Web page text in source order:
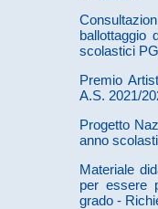
ballottaggio
scolastici
Premio
A.S. 2021/
Progetto
anno
Materiale
per essere
grado -